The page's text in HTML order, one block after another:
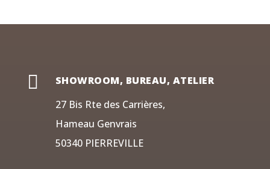

SHOWROOM, BUREAU, ATELIER
27 Bis Rte des Carrières,
Hameau Genvrais
50340 PIERREVILLE